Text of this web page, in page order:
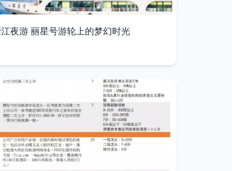
夜游 丽星号游轮上的梦幻时光